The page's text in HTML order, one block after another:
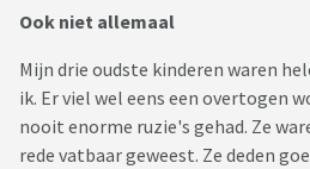
Ook niet allemaal
Mijn drie oudste kinderen waren
ik. Er viel wel eens een overtogen
nooit enorme ruzie's gehad. Ze
rede vatbaar geweest. Ze deden